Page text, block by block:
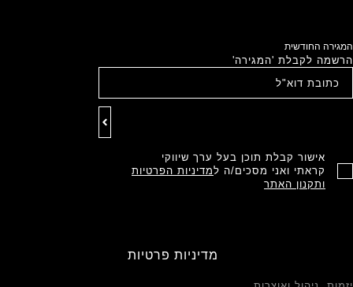
המגירה החודשית
הרשמה לקבלת 'המגירה'
אישור קבלת תוכן בעל ערך שיווקי
קראתי ואני מסכים/ה למדיניות הפרטיות
ותקנון האתר
מדיניות פרטיות